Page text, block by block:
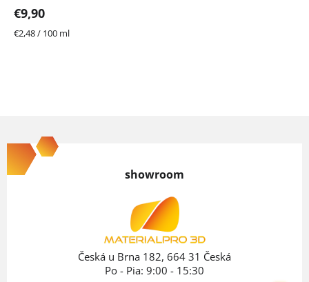
5
hviezdičiek.
€9,90
Jednotková
€2,48 / 100 ml
á
p
showroom
Česká u Brna 182, 664 31 Česká
Po - Pia: 9:00 - 15:30